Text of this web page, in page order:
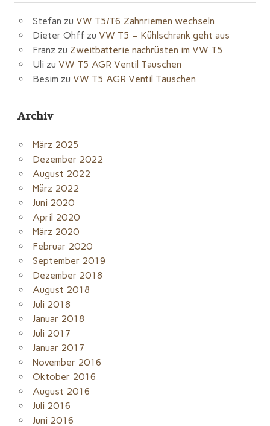
Stefan zu VW T5/T6 Zahnriemen wechseln
Dieter Ohff zu VW T5 – Kühlschrank geht aus
Franz zu Zweitbatterie nachrüsten im VW T5
Uli zu VW T5 AGR Ventil Tauschen
Besim zu VW T5 AGR Ventil Tauschen
Archiv
März 2025
Dezember 2022
August 2022
März 2022
Juni 2020
April 2020
März 2020
Februar 2020
September 2019
Dezember 2018
August 2018
Juli 2018
Januar 2018
Juli 2017
Januar 2017
November 2016
Oktober 2016
August 2016
Juli 2016
Juni 2016